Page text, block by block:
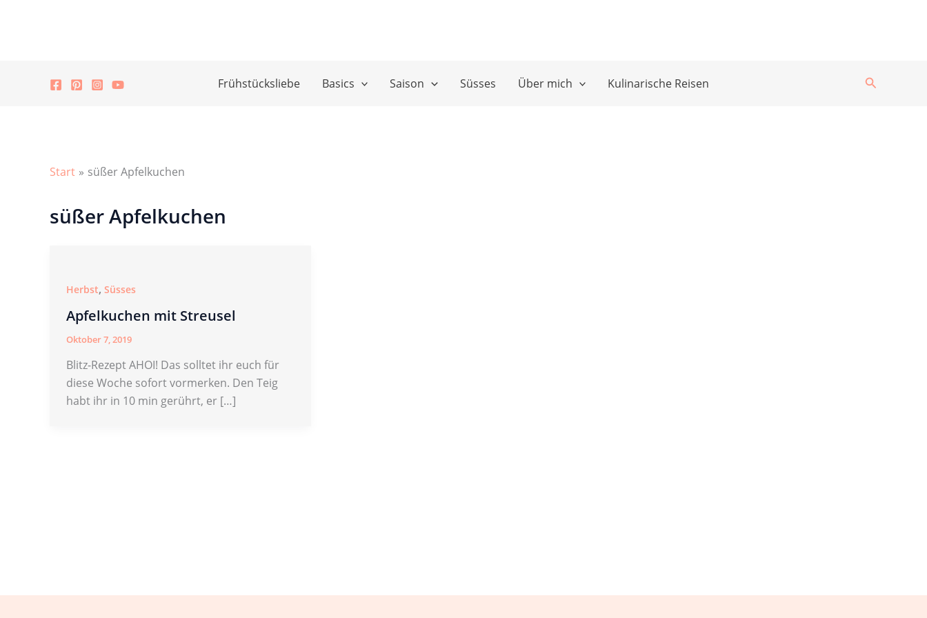
Frühstücksliebe Basics Saison Süsses Über mich Kulinarische Reisen Suchen
Start süßer Apfelkuchen
süßer Apfelkuchen
Herbst, Süsses
Apfelkuchen mit Streusel
Oktober 7, 2019
Blitz-Rezept AHOI! Das solltet ihr euch für
diese Woche sofort vormerken. Den Teig
habt ihr in 10 min gerührt, er […]